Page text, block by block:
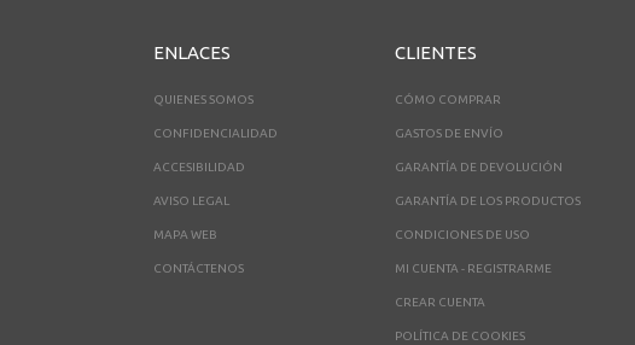
ENLACES
QUIENES SOMOS
CONFIDENCIALIDAD
ACCESIBILIDAD
AVISO LEGAL
MAPA WEB
CONTÁCTENOS
CLIENTES
CÓMO COMPRAR
GASTOS DE ENVÍO
GARANTÍA DE DEVOLUCIÓN
GARANTÍA DE LOS PRODUCTOS
CONDICIONES DE USO
MI CUENTA - REGISTRARME
CREAR CUENTA
POLÍTICA DE COOKIES